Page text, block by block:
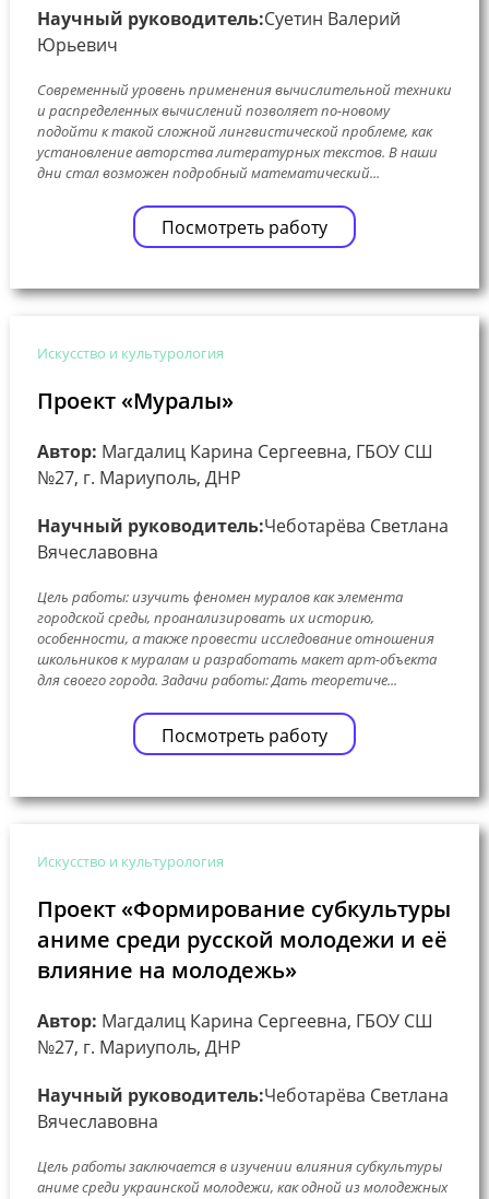
Научный руководитель:Суетин Валерий
Юрьевич
Современный уровень применения вычислительной техники
и распределенных вычислений позволяет по-новому
подойти к такой сложной лингвистической проблеме, как
установление авторства литературных текстов. В наши
дни стал возможен подробный математический...
Посмотреть работу
Искусство и культурология
Проект «Муралы»
Автор: Магдалиц Карина Сергеевна, ГБОУ СШ
№27, г. Мариуполь, ДНР
Научный руководитель:Чеботарёва Светлана
Вячеславовна
Цель работы: изучить феномен муралов как элемента
городской среды, проанализировать их историю,
особенности, а также провести исследование отношения
школьников к муралам и разработать макет арт-объекта
для своего города. Задачи работы: Дать теоретиче...
Посмотреть работу
Искусство и культурология
Проект «Формирование субкультуры
аниме среди русской молодежи и её
влияние на молодежь»
Автор: Магдалиц Карина Сергеевна, ГБОУ СШ
№27, г. Мариуполь, ДНР
Научный руководитель:Чеботарёва Светлана
Вячеславовна
Цель работы заключается в изучении влияния субкультуры
аниме среди украинской молодежи, как одной из молодежных